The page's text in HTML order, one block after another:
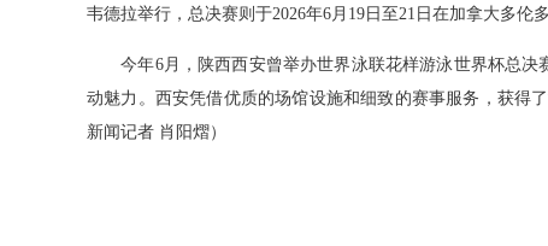
韦德拉举行，总决赛则于2026年6月19日至21日在加拿大多伦多
今年6月，陕西西安曾举办世界泳联花样游泳世界杯总决
动魅力。西安凭借优质的场馆设施和细致的赛事服务，获得
新闻记者 肖阳熠）